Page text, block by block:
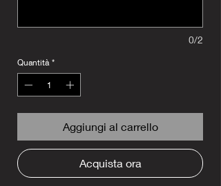
0/2
Quantità *
Aggiungi al carrello
Acquista ora